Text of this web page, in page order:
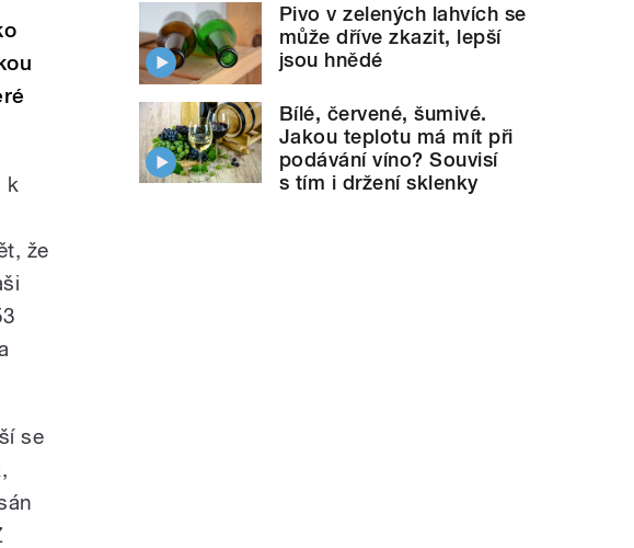
k
že
se
Pivo v zelených lahvích se
může dříve zkazit, lepší
jsou hnědé
Bílé, červené, šumivé.
Jakou teplotu má mít při
podávání víno? Souvisí
s tím i držení sklenky